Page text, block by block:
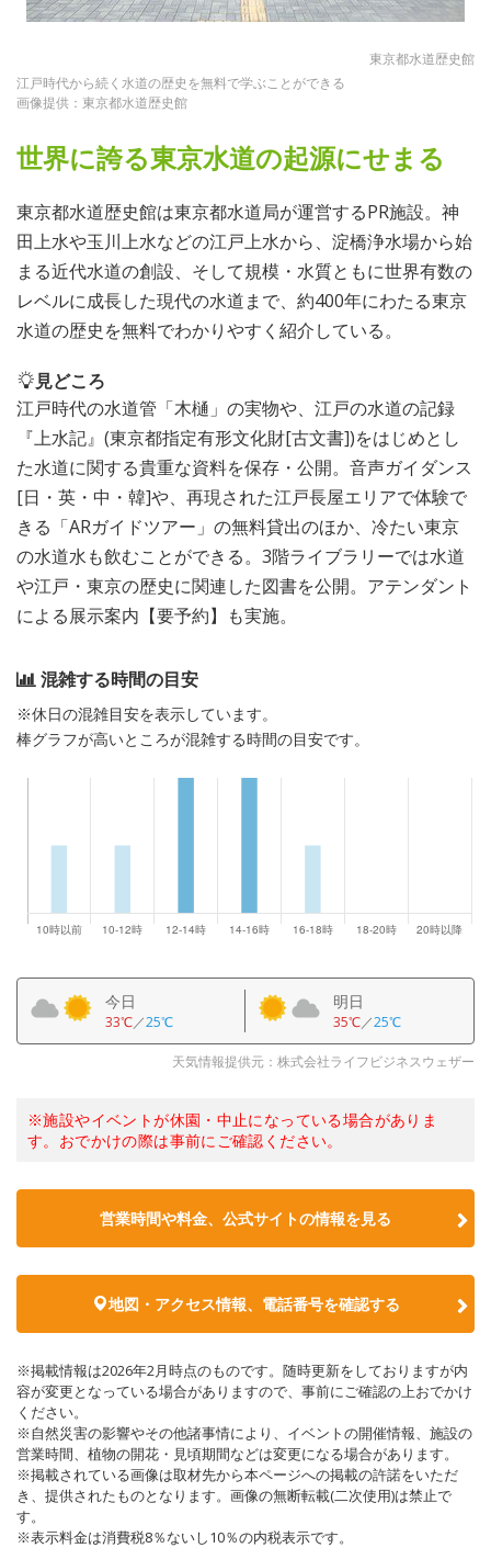
東京都水道歴史館
江戸時代から続く水道の歴史を無料で学ぶことができる
画像提供：東京都水道歴史館
世界に誇る東京水道の起源にせまる
東京都水道歴史館は東京都水道局が運営するPR施設。神
田上水や玉川上水などの江戸上水から、淀橋浄水場から始
まる近代水道の創設、そして規模・水質ともに世界有数の
レベルに成長した現代の水道まで、約400年にわたる東京
水道の歴史を無料でわかりやすく紹介している。
見どころ
江戸時代の水道管「木樋」の実物や、江戸の水道の記録
『上水記』(東京都指定有形文化財[古文書])をはじめとし
た水道に関する貴重な資料を保存・公開。音声ガイダンス
[日・英・中・韓]や、再現された江戸長屋エリアで体験で
きる「ARガイドツアー」の無料貸出のほか、冷たい東京
の水道水も飲むことができる。3階ライブラリーでは水道
や江戸・東京の歴史に関連した図書を公開。アテンダント
による展示案内【要予約】も実施。
混雑する時間の目安
※休日の混雑目安を表示しています。
棒グラフが高いところが混雑する時間の目安です。
今日
33℃／25℃
明日
35℃／25℃
天気情報提供元：株式会社ライフビジネスウェザー
※施設やイベントが休園・中止になっている場合がありま
す。おでかけの際は事前にご確認ください。
営業時間や料金、公式サイトの情報を見る
地図・アクセス情報、電話番号を確認する
※掲載情報は2026年2月時点のものです。随時更新をしておりますが内
容が変更となっている場合がありますので、事前にご確認の上おでかけ
ください。
※自然災害の影響やその他諸事情により、イベントの開催情報、施設の
営業時間、植物の開花・見頃期間などは変更になる場合があります。
※掲載されている画像は取材先から本ページへの掲載の許諾をいただ
き、提供されたものとなります。画像の無断転載(二次使用)は禁止で
す。
※表示料金は消費税8％ないし10％の内税表示です。